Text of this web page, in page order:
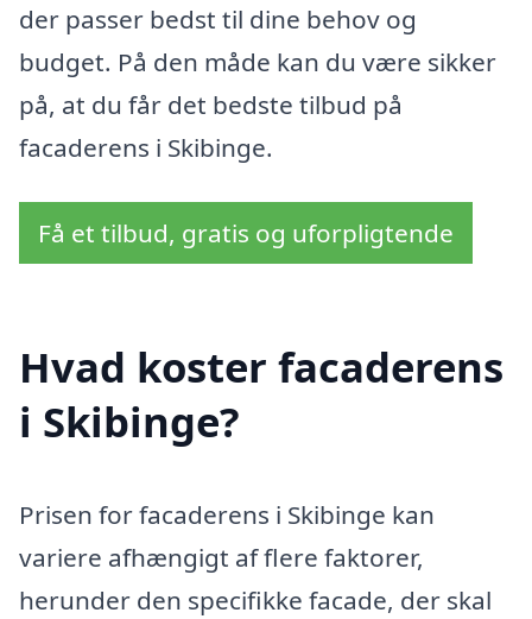
der passer bedst til dine behov og
budget. På den måde kan du være sikker
på, at du får det bedste tilbud på
facaderens i Skibinge.
Få et tilbud, gratis og uforpligtende
Hvad koster facaderens
i Skibinge?
Prisen for facaderens i Skibinge kan
variere afhængigt af flere faktorer,
herunder den specifikke facade, der skal